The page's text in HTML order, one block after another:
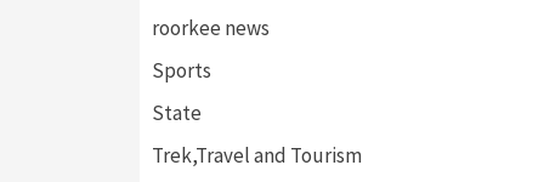
roorkee news
Sports
State
Trek,Travel and Tourism